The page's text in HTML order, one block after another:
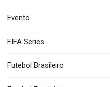
Evento
FIFA Series
Futebol Brasileiro